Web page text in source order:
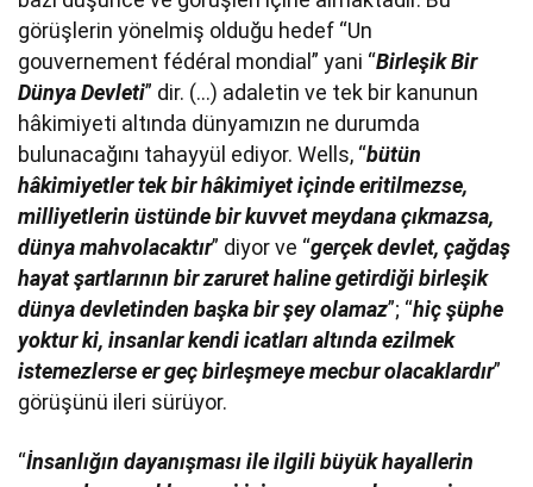
görüşlerin yönelmiş olduğu hedef “Un
gouvernement fédéral mondial” yani “Birleşik Bir
Dünya Devleti” dir. (…) adaletin ve tek bir kanunun
hâkimiyeti altında dünyamızın ne durumda
bulunacağını tahayyül ediyor. Wells, “bütün
hâkimiyetler tek bir hâkimiyet içinde eritilmezse,
milliyetlerin üstünde bir kuvvet meydana çıkmazsa,
dünya mahvolacaktır” diyor ve “gerçek devlet, çağdaş
hayat şartlarının bir zaruret haline getirdiği birleşik
dünya devletinden başka bir şey olamaz”; “hiç şüphe
yoktur ki, insanlar kendi icatları altında ezilmek
istemezlerse er geç birleşmeye mecbur olacaklardır”
görüşünü ileri sürüyor.
“İnsanlığın dayanışması ile ilgili büyük hayallerin